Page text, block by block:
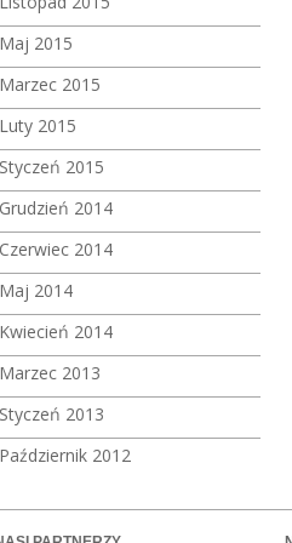
Maj 2015
Marzec 2015
Luty 2015
Styczeń 2015
Grudzień 2014
Czerwiec 2014
Maj 2014
Kwiecień 2014
Marzec 2013
Styczeń 2013
Październik 2012